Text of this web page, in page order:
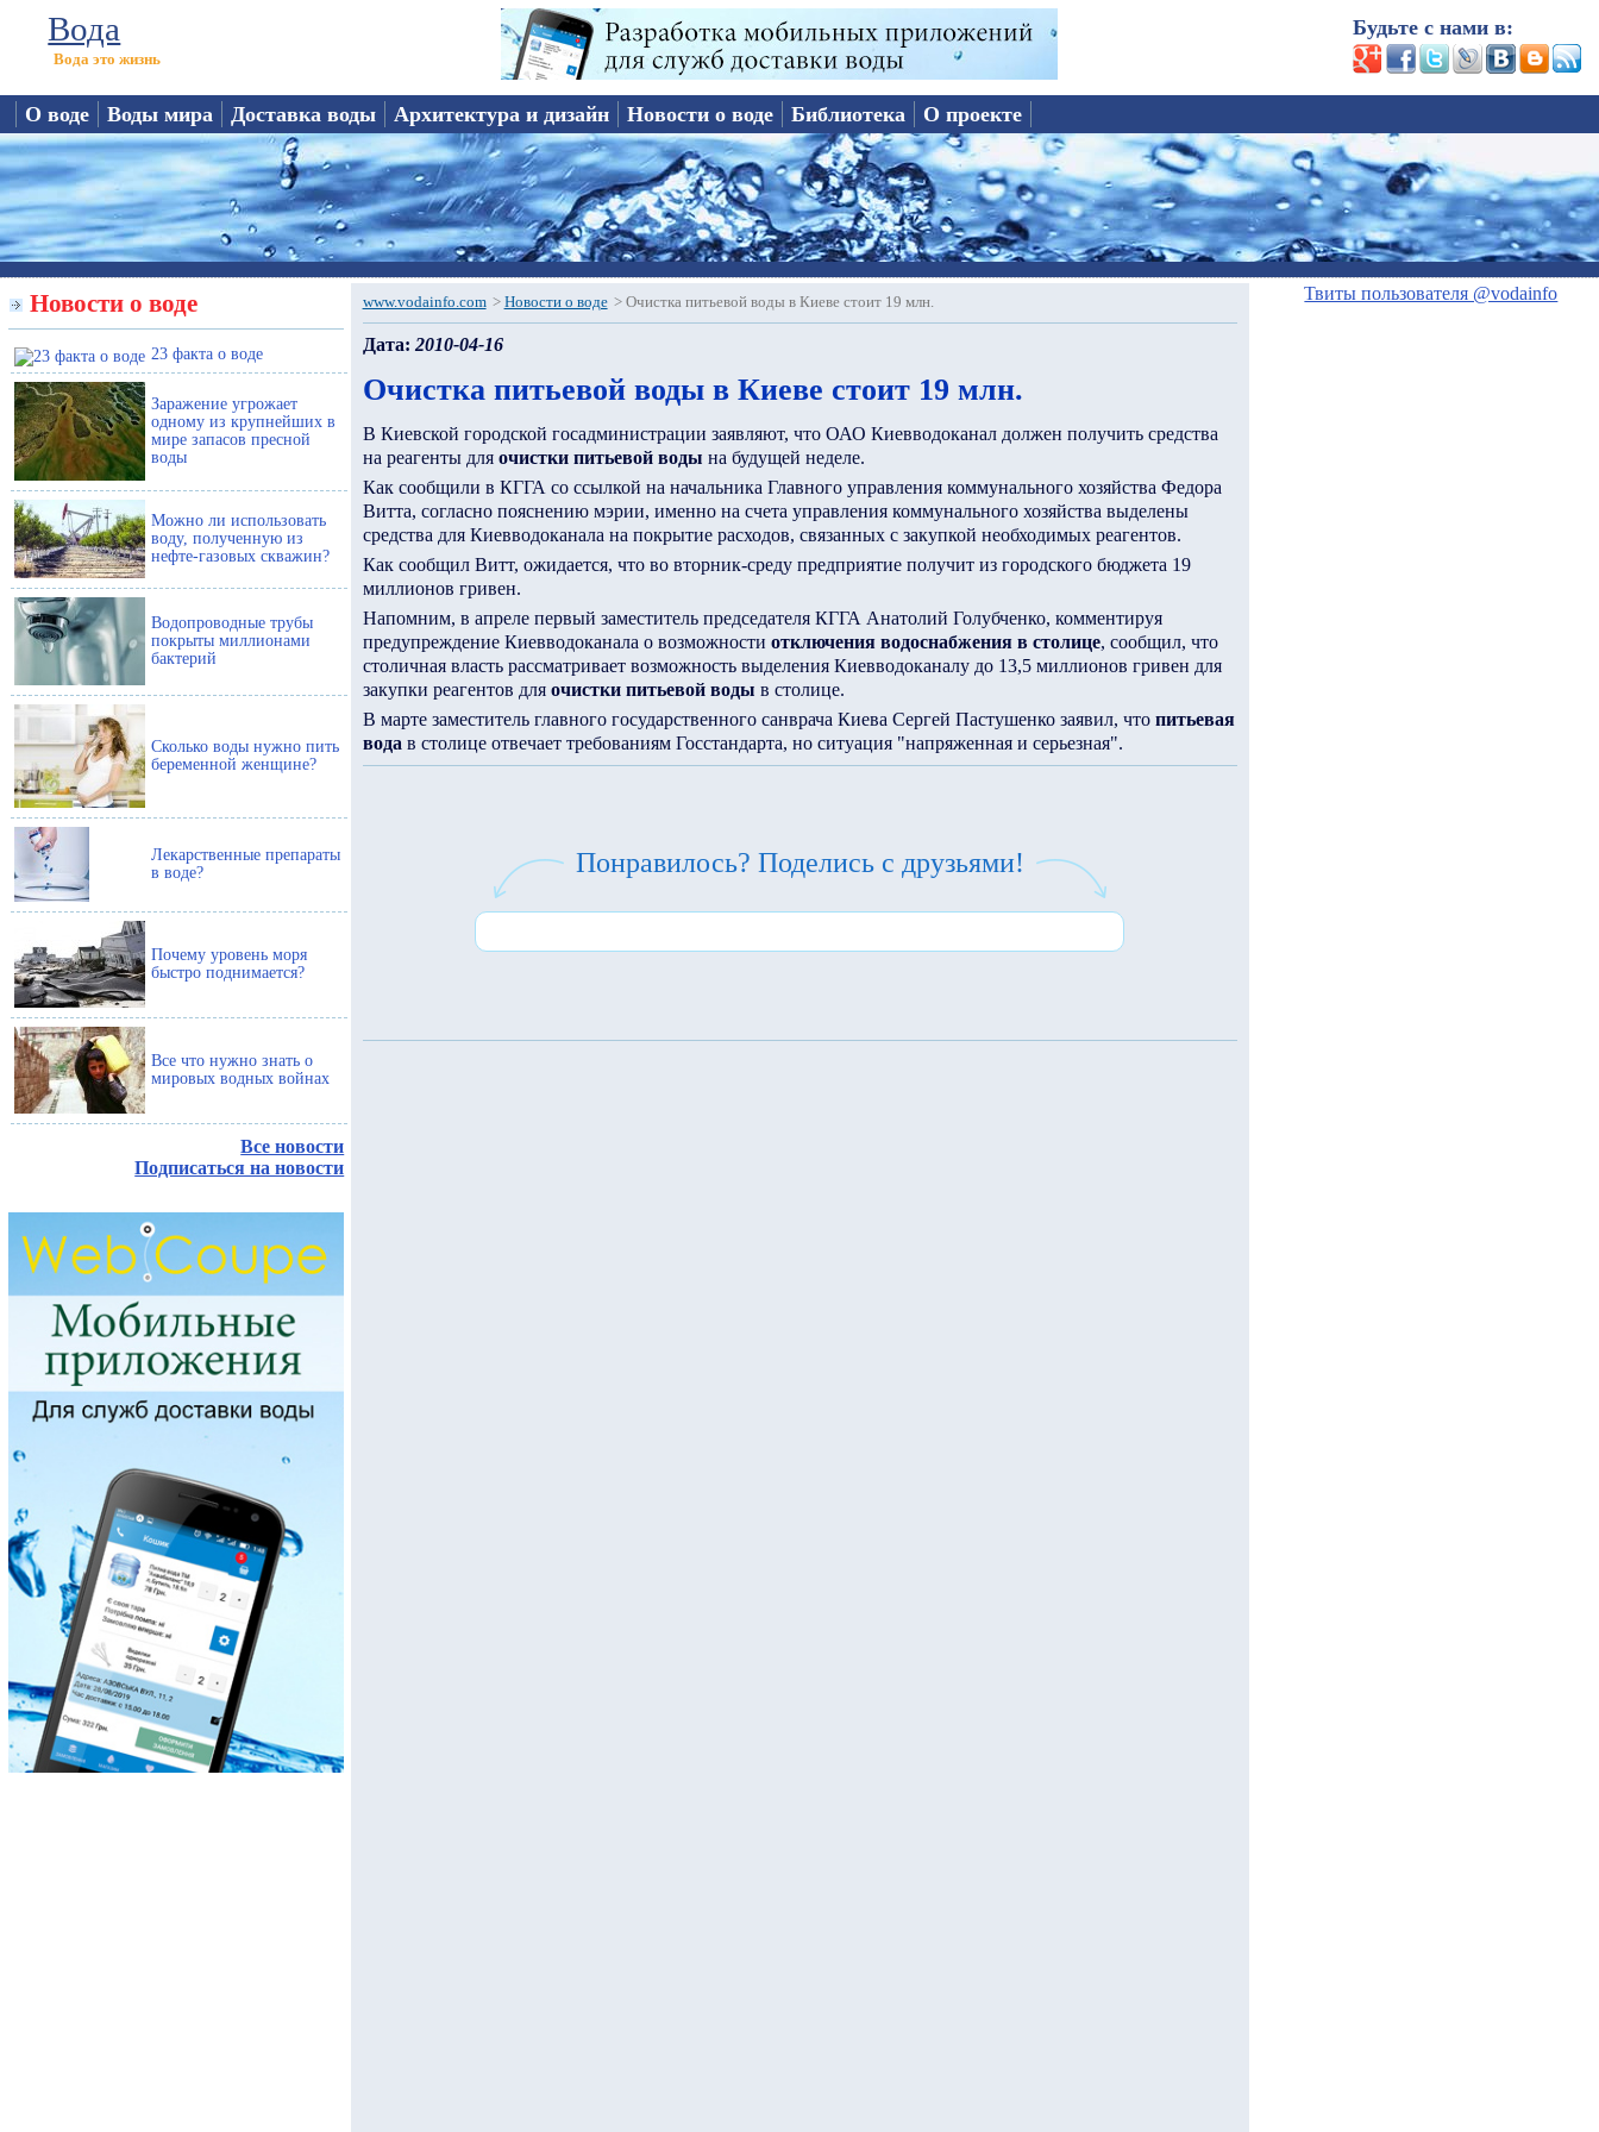
Вода
Вода это жизнь
Будьте с нами в:
О воде Воды мира Доставка воды Архитектура и дизайн Новости о воде Библиотека О проекте
Новости о воде
23 факта о воде
Заражение угрожает
одному из крупнейших в
мире запасов пресной
воды
Можно ли использовать
воду, полученную из
нефте-газовых скважин?
Водопроводные трубы
покрыты миллионами
бактерий
Сколько воды нужно пить
беременной женщине?
Лекарственные препараты
в воде?
Почему уровень моря
быстро поднимается?
Все что нужно знать о
мировых водных войнах
Все новости
Подписаться на новости
www.vodainfo.com > Новости о воде > Очистка питьевой воды в Киеве стоит 19 млн.
Дата: 2010-04-16
Очистка питьевой воды в Киеве стоит 19 млн.
В Киевской городской госадминистрации заявляют, что ОАО Киевводоканал должен получить средства
на реагенты для очистки питьевой воды на будущей неделе.
Как сообщили в КГГА со ссылкой на начальника Главного управления коммунального хозяйства Федора
Витта, согласно пояснению мэрии, именно на счета управления коммунального хозяйства выделены
средства для Киевводоканала на покрытие расходов, связанных с закупкой необходимых реагентов.
Как сообщил Витт, ожидается, что во вторник-среду предприятие получит из городского бюджета 19
миллионов гривен.
Напомним, в апреле первый заместитель председателя КГГА Анатолий Голубченко, комментируя
предупреждение Киевводоканала о возможности отключения водоснабжения в столице, сообщил, что
столичная власть рассматривает возможность выделения Киевводоканалу до 13,5 миллионов гривен для
закупки реагентов для очистки питьевой воды в столице.
В марте заместитель главного государственного санврача Киева Сергей Пастушенко заявил, что питьевая
вода в столице отвечает требованиям Госстандарта, но ситуация "напряженная и серьезная".
Понравилось? Поделись с друзьями!
Твиты пользователя @vodainfo